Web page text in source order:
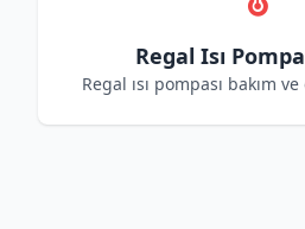
Regal Isı
Regal ısı pompası bakım